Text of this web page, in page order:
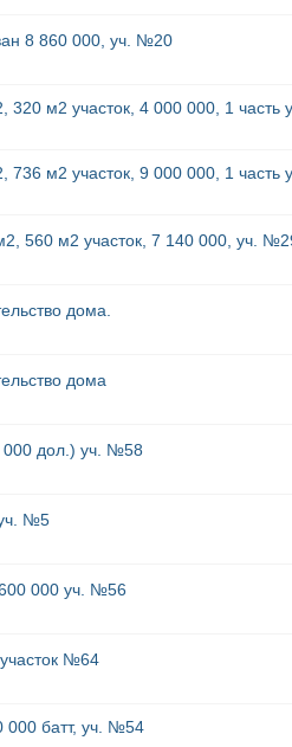
8 860 000, уч. №20
м2 участок, 4 000 000, 1 часть
м2 участок, 9 000 000, 1 часть
560 м2 участок, 7 140 000, уч.
дома.
дома
000 дол.) уч. №58
№5
000 уч. №56
№64
000 батт, уч. №54